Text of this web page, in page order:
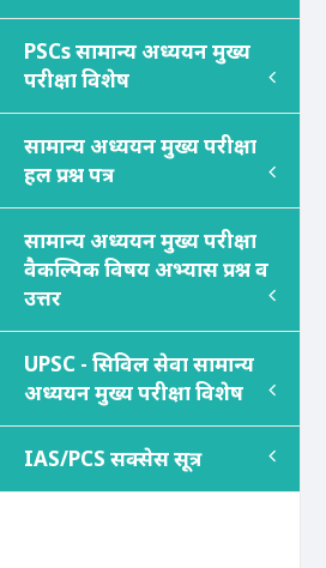
PSCsसामान्य अध्ययन मुख्य
परीक्षा विशेष
सामान्य अध्ययन मुख्य परीक्षा
हल प्रश्न पत्र
सामान्य अध्ययन मुख्य परीक्षा
वैकल्पिक विषय अभ्यास प्रश्न व
उत्तर
UPSC - सिविल सेवा सामान्य
अध्ययन मुख्य परीक्षा विशेष
IAS/PCS सक्सेस सूत्र